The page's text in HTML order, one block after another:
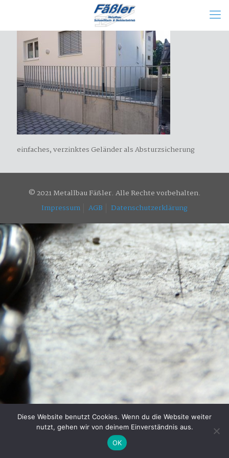
einfaches, verzinktes Geländer als Absturzsicherung
© 2021 Metallbau Fäßler. Alle Rechte vorbehalten.
Impressum
AGB Datenschutzerklärung
Diese Website benutzt Cookies. Wenn du die Website weiter
nutzt, gehen wir von deinem Einverständnis aus.
OK